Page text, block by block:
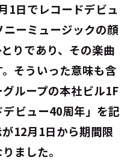
1日でレコードデビュ
ーミュージックの顔
りであり、その楽曲
そういった意味も含
ループの本社ビル1F
ビュー40周年」を記
12月1日から期間限
ました。